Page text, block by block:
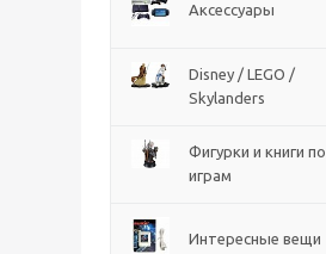
Аксессуары
Disney / LEGO /
Skylanders
Фигурки и книги по
играм
Интересные вещи
Assassin’s Creed